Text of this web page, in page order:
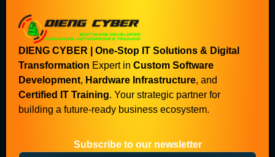
DIENG CYBER | One-Stop IT Solutions & Digital
Transformation Expert in Custom Software
Development, Hardware Infrastructure, and
Certified IT Training. Your strategic partner for
building a future-ready business ecosystem.
Subscribe to our newsletter